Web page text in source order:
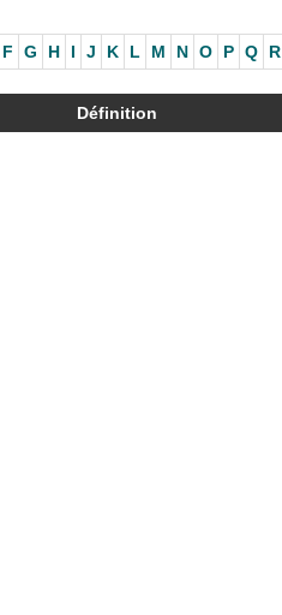
F G H I J K L M N O P Q R
Définition